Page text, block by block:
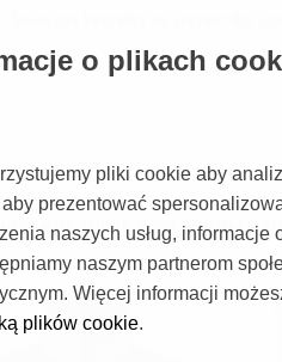
KOSZULKĘ Z WŁASNYM
o plikach
pliki cookie aby
prezentować
naszych usług, informacje
naszym partnerom
Więcej informacji
plików cookie